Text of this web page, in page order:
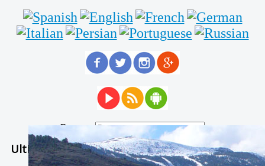
Buscar...
Ultimas Noticias